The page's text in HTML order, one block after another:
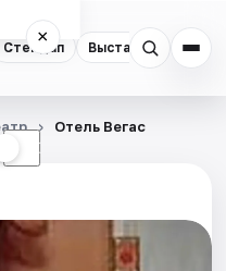
Стендап Выставки
×
☾
Отель Вегас